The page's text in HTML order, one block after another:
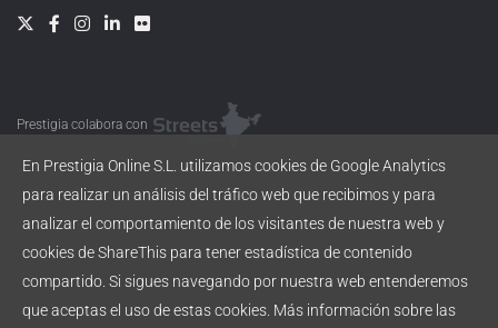
Prestigia colabora con
En Prestigia Online S.L. utilizamos cookies de Google Analytics
para realizar un análisis del tráfico web que recibimos y para
analizar el comportamiento de los visitantes de nuestra web y
cookies de ShareThis para tener estadística de contenido
compartido. Si sigues navegando por nuestra web entenderemos
que aceptas el uso de estas cookies. Más información sobre las